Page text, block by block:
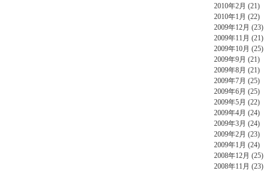
2010年2月 (21)
2010年1月 (22)
2009年12月 (23)
2009年11月 (21)
2009年10月 (25)
2009年9月 (21)
2009年8月 (21)
2009年7月 (25)
2009年6月 (25)
2009年5月 (22)
2009年4月 (24)
2009年3月 (24)
2009年2月 (23)
2009年1月 (24)
2008年12月 (25)
2008年11月 (23)